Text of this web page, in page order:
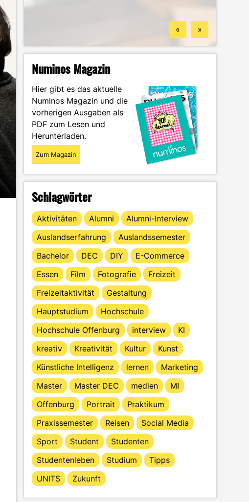
« »
Numinos Magazin
Hier gibt es das aktuelle
Numinos Magazin und die
vorherigen Ausgaben als
PDF zum Lesen und
Herunterladen.
Zum Magazin
Schlagwörter
Aktivitäten Alumni
Alumni-Interview
Auslandserfahrung
Auslandssemester
Bachelor
DEC DIY
E-Commerce
Essen
Film Fotografie
Freizeit
Freizeitaktivität
Gestaltung
Hauptstudium
Hochschule
Hochschule Offenburg
interview
KI
kreativ
Kreativität Kultur
Kunst
Künstliche Intelligenz
lernen
Marketing
Master
Master DEC medien
MI
Offenburg
Portrait
Praktikum
Praxissemester
Reisen
Social Media
Sport
Student
Studenten
Studentenleben
Studium
Tipps
UNITS
Zukunft